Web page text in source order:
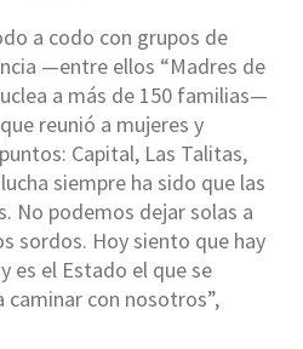
a codo con grupos de
—entre ellos “Madres de
a más de 150 familias—
reunió a mujeres y
Capital, Las Talitas,
siempre ha sido que las
No podemos dejar solas a
sordos. Hoy siento que hay
es el Estado el que se
caminar con nosotros”,